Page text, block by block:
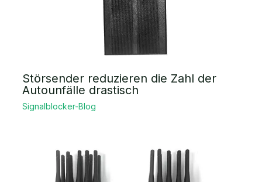
Störsender reduzieren die Zahl der
Autounfälle drastisch
Signalblocker-Blog